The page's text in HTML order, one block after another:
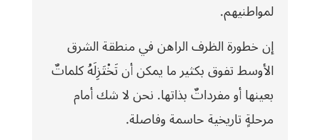
لمواطنيهم.
إن خطورة الظرف الراهن في منطقة الشرق
الأوسط تفوق بكثير ما يمكن أن تَخْتَزِلَهُ كلماتٌ
بعينها أو مفرداتٌ بذاتها. نحن لا شك أمام
مرحلةٍ تاريخية حاسمة وفاصلة.